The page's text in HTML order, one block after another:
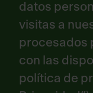
datos
visitas a
procesados
con las
política de